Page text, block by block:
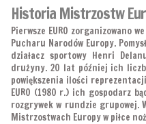
Historia Mistrzostw
Pierwsze EURO zorganizowano
Pucharu Narodów Europy.
działacz sportowy Henri
drużyny. 20 lat później ich
powiększenia ilości
EURO (1980 r.) ich gospodarz
rozgrywek w rundzie grupowej.
Mistrzostwach Europy w piłce